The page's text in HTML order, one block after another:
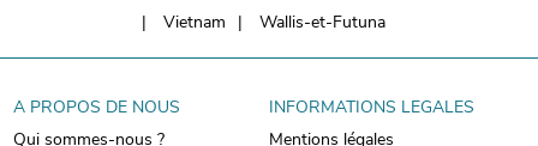
Vietnam
Wallis-et-Futuna
A PROPOS DE NOUS
Qui sommes-nous ?
INFORMATIONS LEGALES
Mentions légales